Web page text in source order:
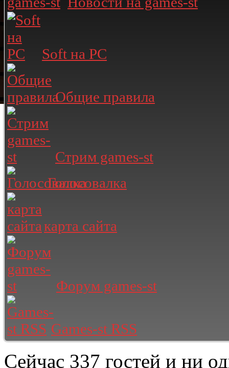
Soft на PC
Общие правила
Стрим games-st
Голосовалка
карта сайта
Форум games-st
Games-st RSS
Сейчас 337 гостей и ни